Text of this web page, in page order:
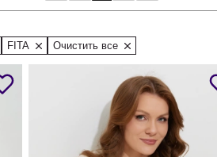
FITA Очистить все